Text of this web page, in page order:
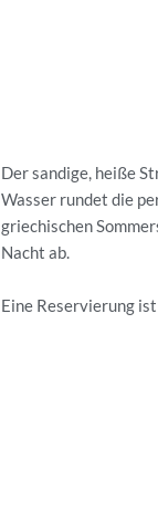
Der sandige, heiße
Wasser rundet die
griechischen
Nacht ab.
Eine Reservierung